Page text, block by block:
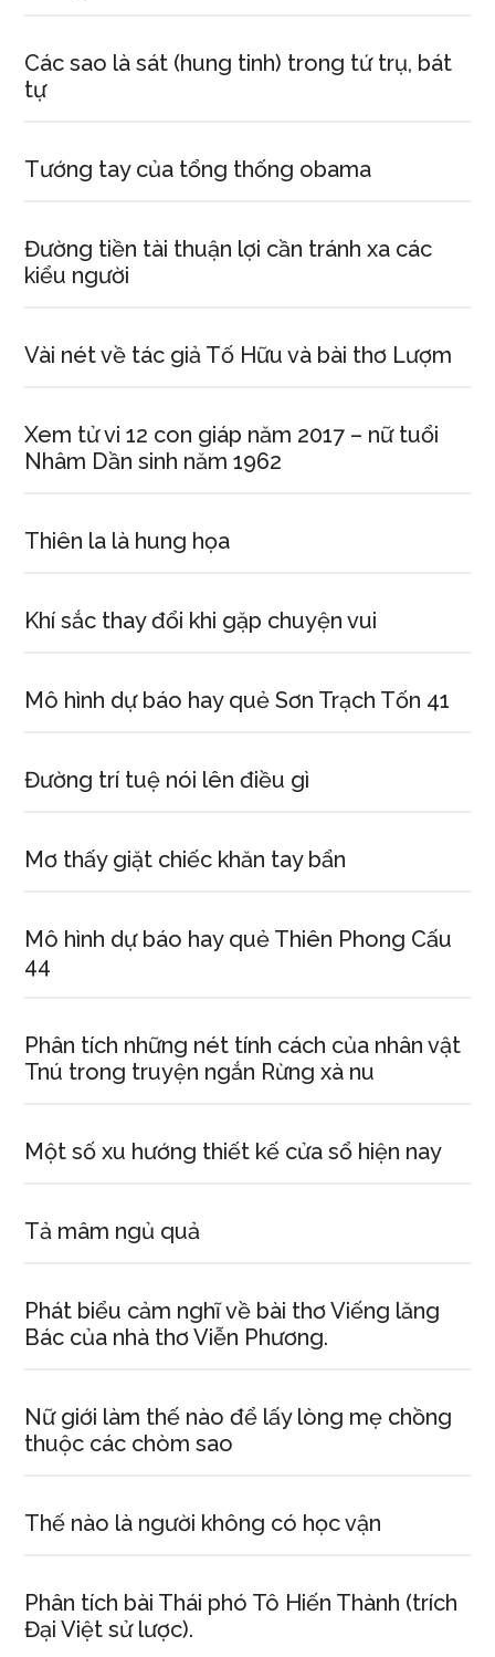
Các sao là sát (hung tinh) trong tứ trụ, bát
tự
Tướng tay của tổng thống obama
Đường tiền tài thuận lợi cần tránh xa các
kiểu người
Vài nét về tác giả Tố Hữu và bài thơ Lượm
Xem tử vi 12 con giáp năm 2017 – nữ tuổi
Nhâm Dần sinh năm 1962
Thiên la là hung họa
Khí sắc thay đổi khi gặp chuyện vui
Mô hình dự báo hay quẻ Sơn Trạch Tốn 41
Đường trí tuệ nói lên điều gì
Mơ thấy giặt chiếc khăn tay bẩn
Mô hình dự báo hay quẻ Thiên Phong Cấu
44
Phân tích những nét tính cách của nhân vật
Tnú trong truyện ngắn Rừng xà nu
Một số xu hướng thiết kế cửa sổ hiện nay
Tả mâm ngủ quả
Phát biểu cảm nghĩ về bài thơ Viếng lăng
Bác của nhà thơ Viễn Phương.
Nữ giới làm thế nào để lấy lòng mẹ chồng
thuộc các chòm sao
Thế nào là người không có học vận
Phân tích bài Thái phó Tô Hiến Thành (trích
Đại Việt sử lược).